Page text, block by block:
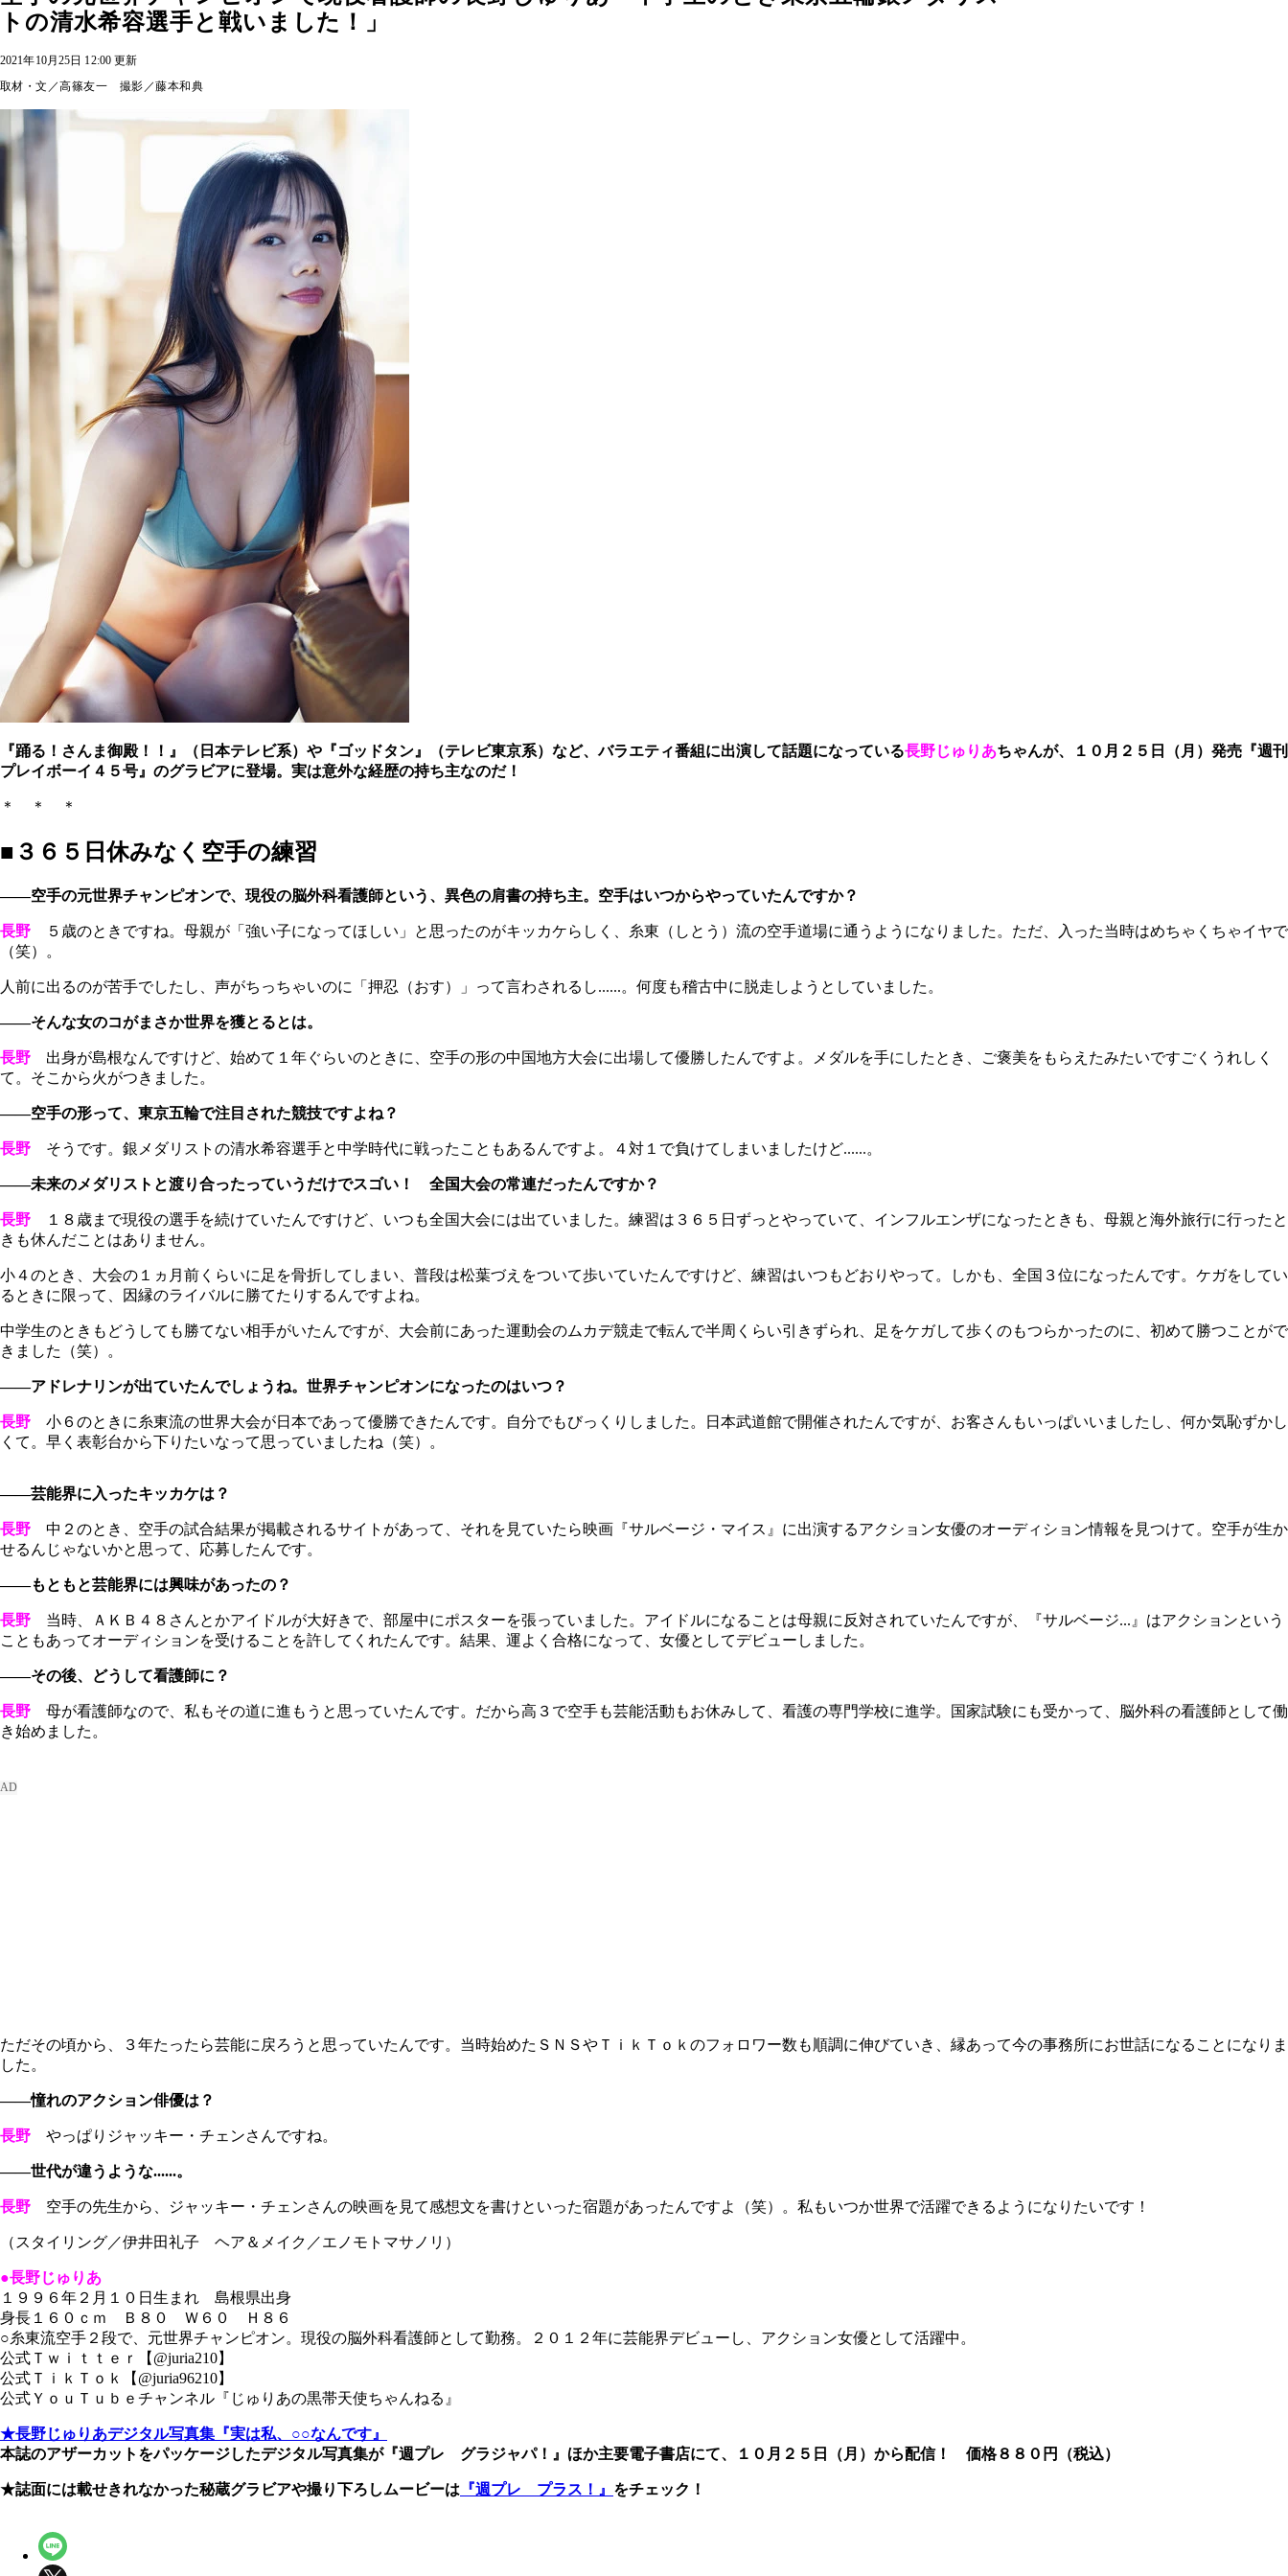
トの清水希容選手と戦いました！」
2021年10月25日 12:00 更新
取材・文／高篠友一 撮影／藤本和典
『踊る！さんま御殿！！』（日本テレビ系）や『ゴッドタン』（テレビ東京系）など、バラエティ番組に出演して話題になっている長野じゅりあちゃんが、１０月２５日（月）発売『週刊
プレイボーイ４５号』のグラビアに登場。実は意外な経歴の持ち主なのだ！
＊ ＊ ＊
■３６５日休みなく空手の練習
――空手の元世界チャンピオンで、現役の脳外科看護師という、異色の肩書の持ち主。空手はいつからやっていたんですか？
長野 ５歳のときですね。母親が「強い子になってほしい」と思ったのがキッカケらしく、糸東（しとう）流の空手道場に通うようになりました。ただ、入った当時はめちゃくちゃイヤで
（笑）。
人前に出るのが苦手でしたし、声がちっちゃいのに「押忍（おす）」って言わされるし......。何度も稽古中に脱走しようとしていました。
――そんな女のコがまさか世界を獲とるとは。
長野 出身が島根なんですけど、始めて１年ぐらいのときに、空手の形の中国地方大会に出場して優勝したんですよ。メダルを手にしたとき、ご褒美をもらえたみたいですごくうれしく
て。そこから火がつきました。
――空手の形って、東京五輪で注目された競技ですよね？
長野 そうです。銀メダリストの清水希容選手と中学時代に戦ったこともあるんですよ。４対１で負けてしまいましたけど......。
――未来のメダリストと渡り合ったっていうだけでスゴい！ 全国大会の常連だったんですか？
長野 １８歳まで現役の選手を続けていたんですけど、いつも全国大会には出ていました。練習は３６５日ずっとやっていて、インフルエンザになったときも、母親と海外旅行に行ったと
きも休んだことはありません。
小４のとき、大会の１ヵ月前くらいに足を骨折してしまい、普段は松葉づえをついて歩いていたんですけど、練習はいつもどおりやって。しかも、全国３位になったんです。ケガをしてい
るときに限って、因縁のライバルに勝てたりするんですよね。
中学生のときもどうしても勝てない相手がいたんですが、大会前にあった運動会のムカデ競走で転んで半周くらい引きずられ、足をケガして歩くのもつらかったのに、初めて勝つことがで
きました（笑）。
――アドレナリンが出ていたんでしょうね。世界チャンピオンになったのはいつ？
長野 小６のときに糸東流の世界大会が日本であって優勝できたんです。自分でもびっくりしました。日本武道館で開催されたんですが、お客さんもいっぱいいましたし、何か気恥ずかし
くて。早く表彰台から下りたいなって思っていましたね（笑）。
――芸能界に入ったキッカケは？
長野 中２のとき、空手の試合結果が掲載されるサイトがあって、それを見ていたら映画『サルベージ・マイス』に出演するアクション女優のオーディション情報を見つけて。空手が生か
せるんじゃないかと思って、応募したんです。
――もともと芸能界には興味があったの？
長野 当時、ＡＫＢ４８さんとかアイドルが大好きで、部屋中にポスターを張っていました。アイドルになることは母親に反対されていたんですが、『サルベージ...』はアクションという
こともあってオーディションを受けることを許してくれたんです。結果、運よく合格になって、女優としてデビューしました。
――その後、どうして看護師に？
長野 母が看護師なので、私もその道に進もうと思っていたんです。だから高３で空手も芸能活動もお休みして、看護の専門学校に進学。国家試験にも受かって、脳外科の看護師として働
き始めました。
ただその頃から、３年たったら芸能に戻ろうと思っていたんです。当時始めたＳＮＳやＴｉｋＴｏｋのフォロワー数も順調に伸びていき、縁あって今の事務所にお世話になることになりま
した。
――憧れのアクション俳優は？
長野 やっぱりジャッキー・チェンさんですね。
――世代が違うような......。
長野 空手の先生から、ジャッキー・チェンさんの映画を見て感想文を書けといった宿題があったんですよ（笑）。私もいつか世界で活躍できるようになりたいです！
（スタイリング／伊井田礼子 ヘア＆メイク／エノモトマサノリ）
●長野じゅりあ
１９９６年２月１０日生まれ 島根県出身
身長１６０ｃｍ Ｂ８０ Ｗ６０ Ｈ８６
○糸東流空手２段で、元世界チャンピオン。現役の脳外科看護師として勤務。２０１２年に芸能界デビューし、アクション女優として活躍中。
公式Ｔｗｉｔｔｅｒ【@juria210】
公式ＴｉｋＴｏｋ【@juria96210】
公式ＹｏｕＴｕｂｅチャンネル『じゅりあの黒帯天使ちゃんねる』
★長野じゅりあデジタル写真集『実は私、○○なんです』
本誌のアザーカットをパッケージしたデジタル写真集が『週プレ グラジャパ！』ほか主要電子書店にて、１０月２５日（月）から配信！ 価格８８０円（税込）
★誌面には載せきれなかった秘蔵グラビアや撮り下ろしムービーは 『週プレ プラス！』 をチェック！